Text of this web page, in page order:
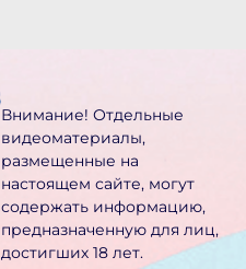
Внимание! Отдельные
видеоматериалы,
размещенные на
настоящем сайте, могут
содержать информацию,
предназначен­ную для лиц,
достигших 18 лет.